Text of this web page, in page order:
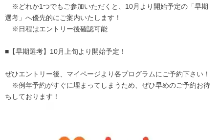
※どれか1つでもご参加いただくと、10月より開始予定の「早期
選考」へ優先的にご案内いたします！
※日程はエントリー後確認可能
■【早期選考】10月上旬より開始予定！
ぜひエントリー後、マイページより各プログラムにご予約下さい！
※例年予約がすぐに埋まってしまうため、ぜひ早めのご予約お待
ちしております！